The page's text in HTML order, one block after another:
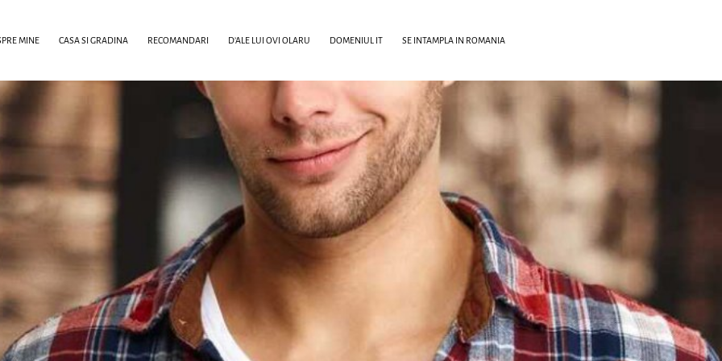
MINE CASA SI GRADINA RECOMANDARI D’ALE LUI OVI OLARU DOMENIUL IT SE INTAMPLA IN ROMANIA